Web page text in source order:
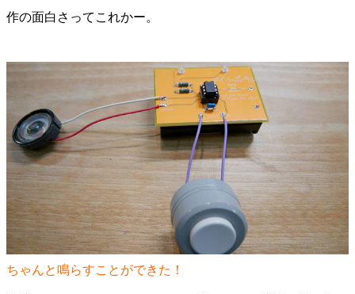
作の面白さってこれかー。
ちゃんと鳴らすことができた！